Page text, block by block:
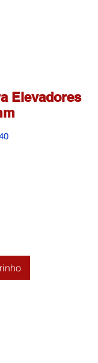
Elevadores